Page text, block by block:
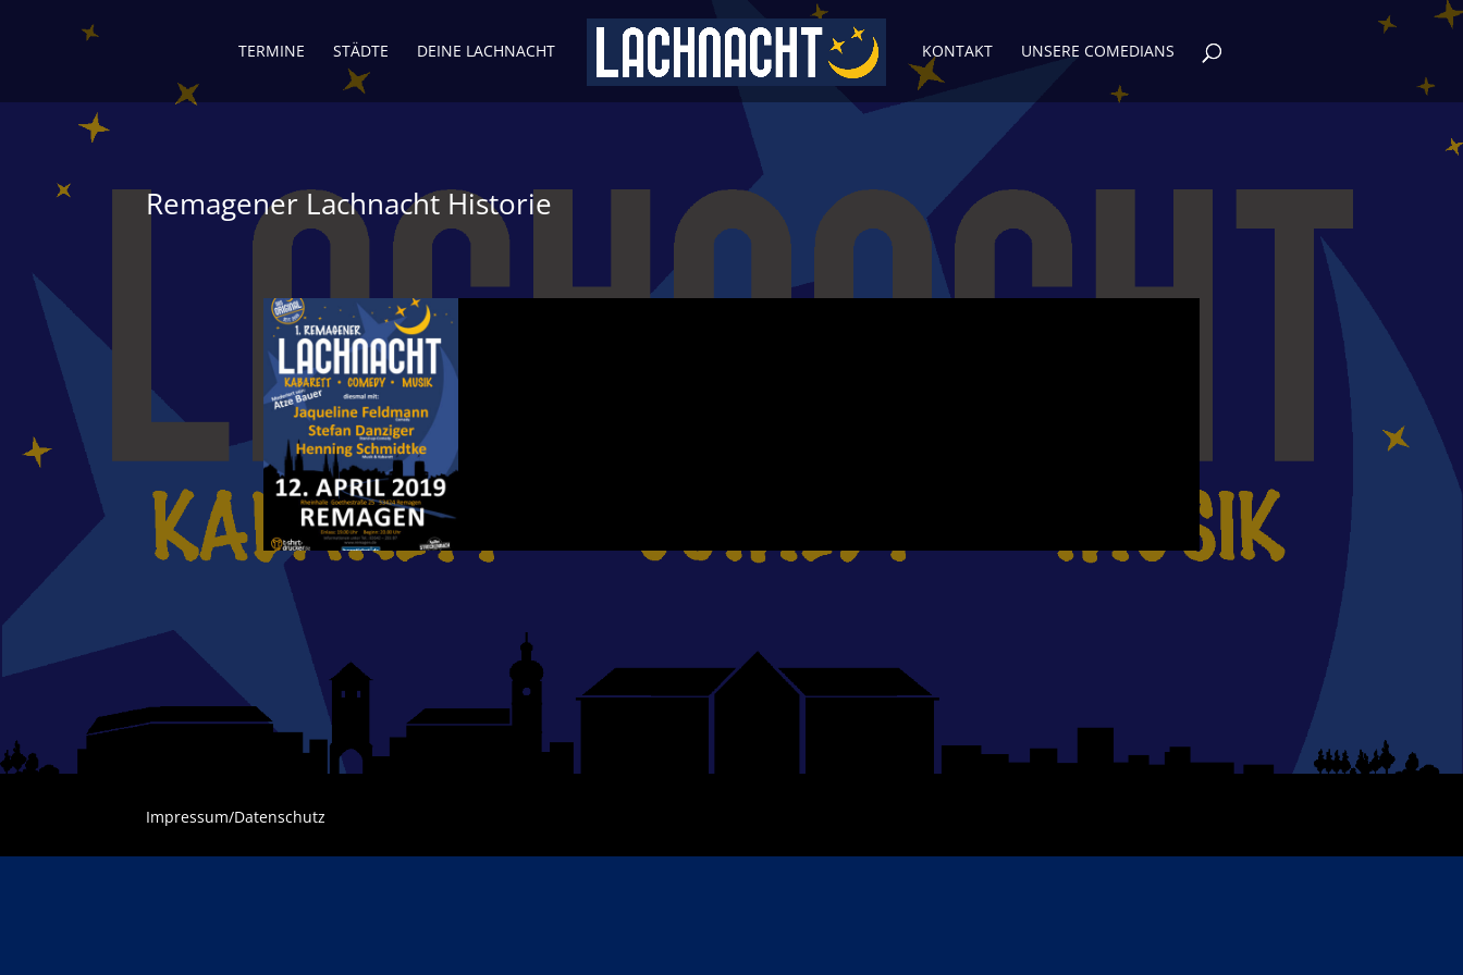
TERMINE STÄDTE DEINE LACHNACHT KONTAKT UNSERE COMEDIANS
Remagener Lachnacht Historie
Impressum/Datenschutz